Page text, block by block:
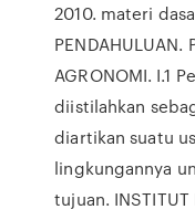
2010. materi
PENDAHULUAN.
AGRONOMI. I.1
diistilahkan
diartikan suatu
lingkungannya
tujuan. INSTITUT